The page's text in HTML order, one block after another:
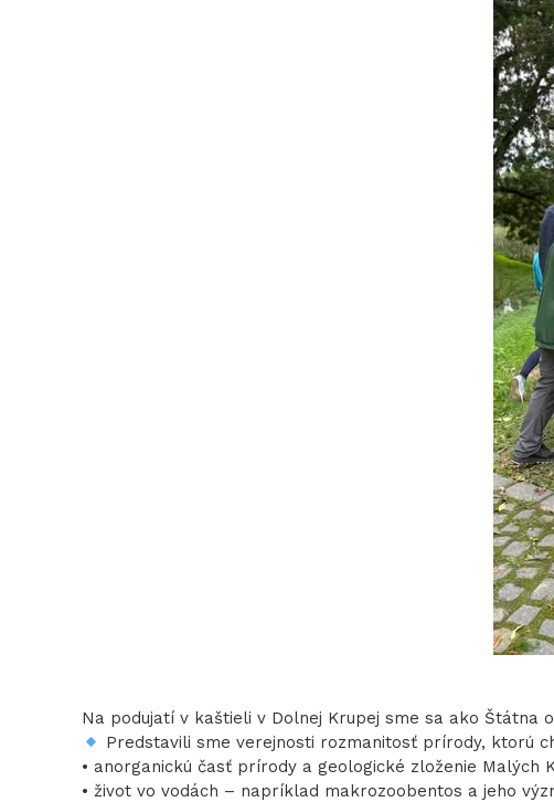
Na podujatí v kaštieli v Dolnej Krupej sme sa ako Štátna
Predstavili sme verejnosti rozmanitosť prírody, ktorú
• anorganickú časť prírody a geologické zloženie Malých
• život vo vodách – napríklad makrozoobentos a jeho